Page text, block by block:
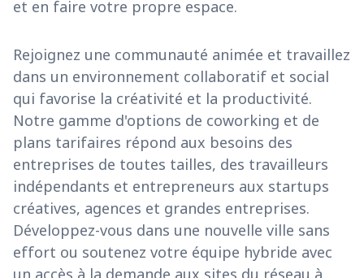
et en faire votre propre espace.
Rejoignez une communauté animée et travaillez
dans un environnement collaboratif et social
qui favorise la créativité et la productivité.
Notre gamme d'options de coworking et de
plans tarifaires répond aux besoins des
entreprises de toutes tailles, des travailleurs
indépendants et entrepreneurs aux startups
créatives, agences et grandes entreprises.
Développez-vous dans une nouvelle ville sans
effort ou soutenez votre équipe hybride avec
un accès à la demande aux sites du réseau à